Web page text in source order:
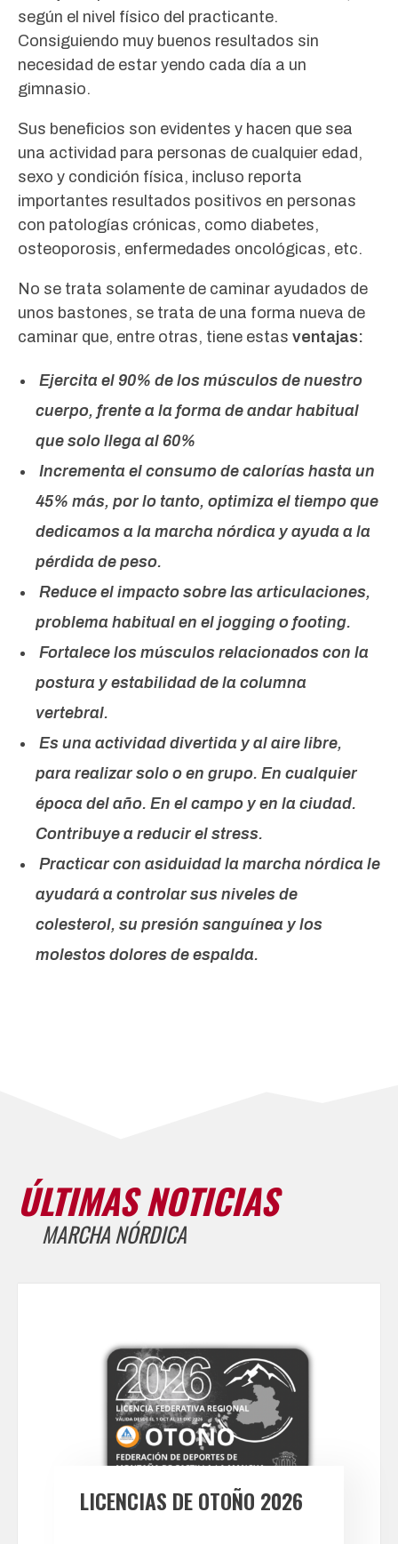
según el nivel físico del practicante.
Consiguiendo muy buenos resultados sin
necesidad de estar yendo cada día a un
gimnasio.
Sus beneficios son evidentes y hacen que sea
una actividad para personas de cualquier edad,
sexo y condición física, incluso reporta
importantes resultados positivos en personas
con patologías crónicas, como diabetes,
osteoporosis, enfermedades oncológicas, etc.
No se trata solamente de caminar ayudados de
unos bastones, se trata de una forma nueva de
caminar que, entre otras, tiene estas ventajas:
Ejercita el 90% de los músculos de nuestro
cuerpo, frente a la forma de andar habitual
que solo llega al 60%
Incrementa el consumo de calorías hasta un
45% más, por lo tanto, optimiza el tiempo que
dedicamos a la marcha nórdica y ayuda a la
pérdida de peso.
Reduce el impacto sobre las articulaciones,
problema habitual en el jogging o footing.
Fortalece los músculos relacionados con la
postura y estabilidad de la columna
vertebral.
Es una actividad divertida y al aire libre,
para realizar solo o en grupo. En cualquier
época del año. En el campo y en la ciudad.
Contribuye a reducir el stress.
Practicar con asiduidad la marcha nórdica le
ayudará a controlar sus niveles de
colesterol, su presión sanguínea y los
molestos dolores de espalda.
ÚLTIMAS NOTICIAS
MARCHA NÓRDICA
LICENCIAS DE OTOÑO 2026